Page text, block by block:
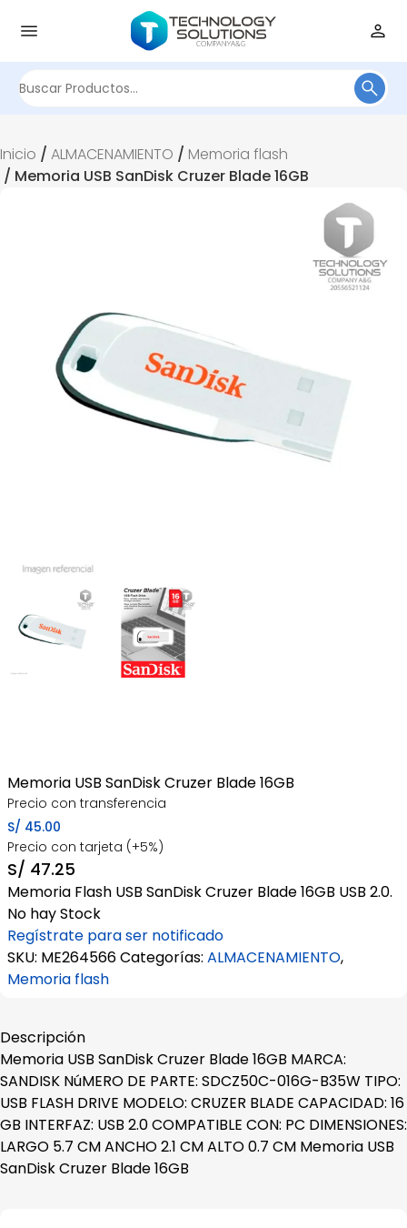
Inicio / ALMACENAMIENTO / Memoria flash
/ Memoria USB SanDisk Cruzer Blade 16GB
Memoria USB SanDisk Cruzer Blade 16GB
Precio con transferencia
S/ 45.00
Precio con tarjeta (+5%)
S/ 47.25
Memoria Flash USB SanDisk Cruzer Blade 16GB USB 2.0.
No hay Stock
Regístrate para ser notificado
SKU: ME264566Categorías: ALMACENAMIENTO,
Memoria flash
Descripción
Memoria USB SanDisk Cruzer Blade 16GB MARCA:
SANDISK NúMERO DE PARTE: SDCZ50C-016G-B35W TIPO:
USB FLASH DRIVE MODELO: CRUZER BLADE CAPACIDAD: 16
GB INTERFAZ: USB 2.0 COMPATIBLE CON: PC DIMENSIONES:
LARGO 5.7 CM ANCHO 2.1 CM ALTO 0.7 CM Memoria USB
SanDisk Cruzer Blade 16GB